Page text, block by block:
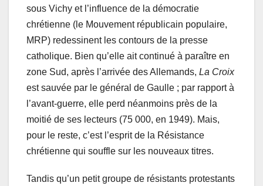
sous Vichy et l’influence de la démocratie
chrétienne (le Mouvement républicain populaire,
MRP) redessinent les contours de la presse
catholique. Bien qu’elle ait continué à paraître en
zone Sud, après l’arrivée des Allemands, La Croix
est sauvée par le général de Gaulle ; par rapport à
l’avant-guerre, elle perd néanmoins près de la
moitié de ses lecteurs (75 000, en 1949). Mais,
pour le reste, c’est l’esprit de la Résistance
chrétienne qui souffle sur les nouveaux titres.
Tandis qu’un petit groupe de résistants protestants